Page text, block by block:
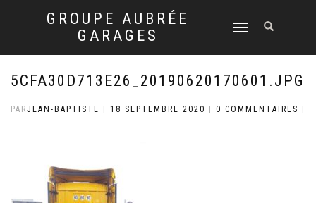
GROUPE AUBRÉE
GARAGES
DÉPLIER
NAVIGATION
5CFA30D713E26_20190620170601.JPG
PARJEAN-BAPTISTE 18 SEPTEMBRE 2020 0 COMMENTAIRES